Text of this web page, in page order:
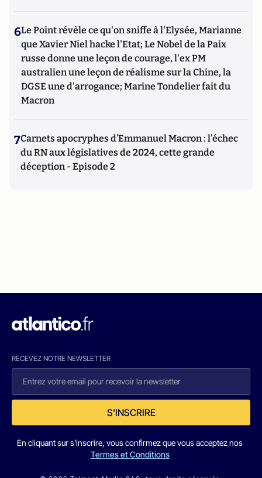
6Le Point révèle ce qu'on sniffe à l'Elysée, Marianne
que Xavier Niel hacke l'Etat; Le Nobel de la Paix
russe donne une leçon de courage, l'ex PM
australien une leçon de réalisme sur la Chine, la
DGSE une d'arrogance; Marine Tondelier fait du
Macron
7Carnets apocryphes d’Emmanuel Macron : l’échec
du RN aux législatives de 2024, cette grande
déception - Episode 2
RECEVEZ NOTRE NEWSLETTER
S'INSCRIRE
En cliquant sur s'inscrire, vous confirmez que vous acceptez nos
Termes et Conditions